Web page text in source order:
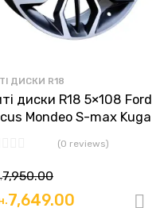
ДИСКИ R18
диски R18 5×108 Ford
Mondeo S-max Kuga
(0 reviews)
7,950.00
7,649.00